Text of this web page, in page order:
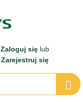
Zaloguj się lub
Zarejestruj się